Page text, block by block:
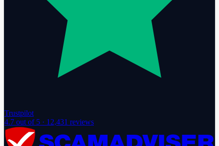
Trustpilot
4.7 out of 5 · 12,431 reviews